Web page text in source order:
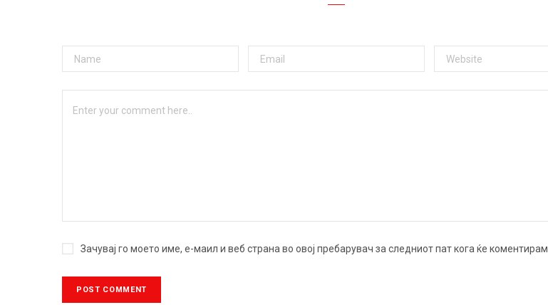
Зачувај го моето име, е-маил и веб страна во овој пребарувач за следниот пат кога ќе коментирам.